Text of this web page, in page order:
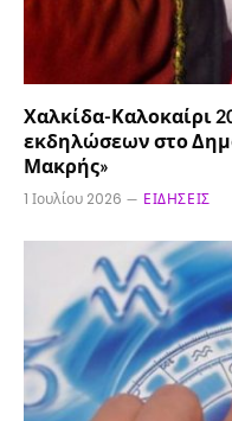
Χαλκίδα-Καλοκαίρι
εκδηλώσεων στο
Μακρής»
1 Ιουλίου 2026 ΕΙΔΉΣΕΙΣ